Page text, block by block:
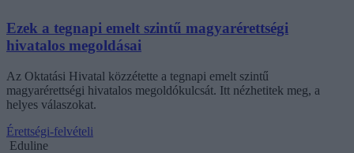
Ezek a tegnapi emelt szintű magyarérettségi
hivatalos megoldásai
Az Oktatási Hivatal közzétette a tegnapi emelt szintű
magyarérettségi hivatalos megoldókulcsát. Itt nézhetitek meg, a
helyes válaszokat.
Érettségi-felvételi
Eduline